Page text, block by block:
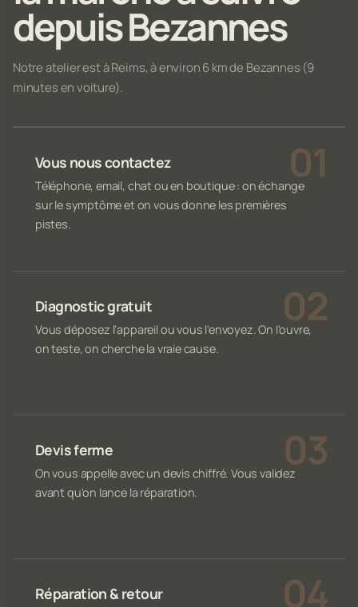
depuis Bezannes
Notre atelier est à Reims, à environ 6 km de Bezannes (9
minutes en voiture).
Vous nous contactez
Téléphone, email, chat ou en boutique : on échange
sur le symptôme et on vous donne les premières
pistes.
Diagnostic gratuit
Vous déposez l'appareil ou vous l'envoyez. On l'ouvre,
on teste, on cherche la vraie cause.
Devis ferme
On vous appelle avec un devis chiffré. Vous validez
avant qu'on lance la réparation.
Réparation & retour